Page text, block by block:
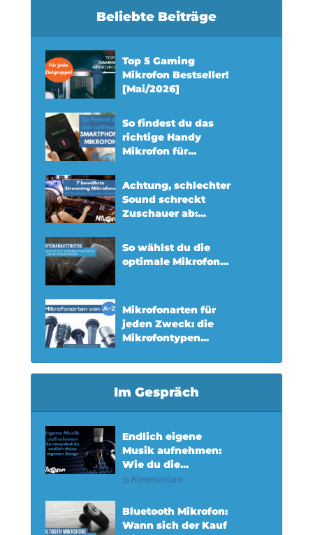
Beliebte Beiträge
Top 5 Gaming
Mikrofon Bestseller!
[Mai/2026]
So findest du das
richtige Handy
Mikrofon für...
Achtung, schlechter
Sound schreckt
Zuschauer ab:...
So wählst du die
optimale Mikrofon...
Mikrofonarten für
jeden Zweck: die
Mikrofontypen...
Im Gespräch
Endlich eigene
Musik aufnehmen:
Wie du die...
11 Kommentare
Bluetooth Mikrofon:
Wann sich der Kauf